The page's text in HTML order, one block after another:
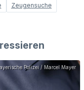
Zeugensuche
Polizei / Marcel Mayer